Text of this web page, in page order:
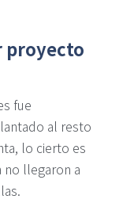
proyecto
fue
al resto
lo cierto es
no llegaron a